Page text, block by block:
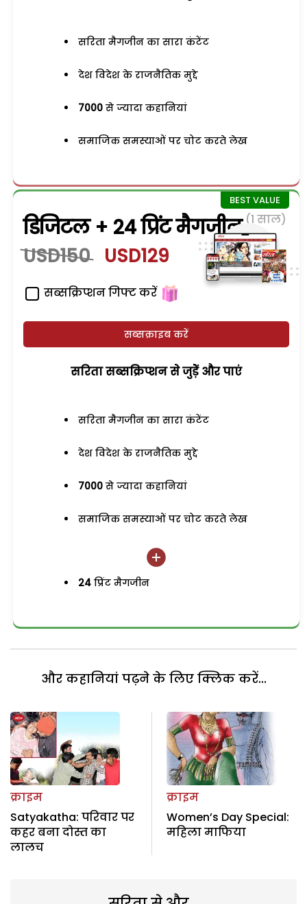
सरिता मैगजीन का सारा कंटेंट
देश विदेश के राजनैतिक मुद्दे
7000 से ज्यादा कहानियां
समाजिक समस्याओं पर चोट करते लेख
डिजिटल + 24 प्रिंट मैगजीन (1 साल)
USD150 USD129
सब्सक्रिप्शन गिफ्ट करें
सब्सक्राइब करें
सरिता सब्सक्रिप्शन से जुड़ेें और पाएं
सरिता मैगजीन का सारा कंटेंट
देश विदेश के राजनैतिक मुद्दे
7000 से ज्यादा कहानियां
समाजिक समस्याओं पर चोट करते लेख
24 प्रिंट मैगजीन
और कहानियां पढ़ने के लिए क्लिक करें...
क्राइम
Satyakatha: परिवार पर
कहर बना दोस्त का
लालच
क्राइम
Women’s Day Special:
महिला माफिया